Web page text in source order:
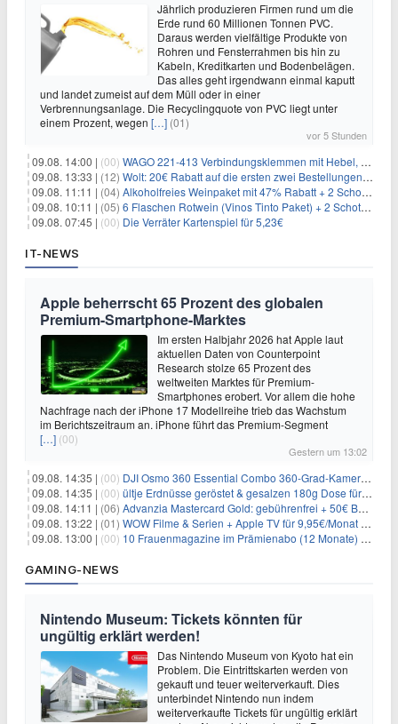
Jährlich produzieren Firmen rund um die
Erde rund 60 Millionen Tonnen PVC.
Daraus werden vielfältige Produkte von
Rohren und Fensterrahmen bis hin zu
Kabeln, Kreditkarten und Bodenbelägen.
Das alles geht irgendwann einmal kaputt
und landet zumeist auf dem Müll oder in einer
Verbrennungsanlage. Die Recyclingquote von PVC liegt unter
einem Prozent, wegen […] (01)
vor 5 Stunden
09.08. 14:00 | (00) WAGO 221-413 Verbindungsklemmen mit Hebel, 50 Stück für 14,99€
09.08. 13:33 | (12) Wolt: 20€ Rabatt auf die ersten zwei Bestellungen für Neukunden
09.08. 11:11 | (04) Alkoholfreies Weinpaket mit 47% Rabatt + 2 Schott Zwiesel Gläser GRATIS für 29,99€
09.08. 10:11 | (05) 6 Flaschen Rotwein (Vinos Tinto Paket) + 2 Schott Zwiesel Gläser für 25,99€ inkl. Versand
09.08. 07:45 | (00) Die Verräter Kartenspiel für 5,23€
IT-NEWS
Apple beherrscht 65 Prozent des globalen
Premium-Smartphone-Marktes
Im ersten Halbjahr 2026 hat Apple laut
aktuellen Daten von Counterpoint
Research stolze 65 Prozent des
weltweiten Marktes für Premium-
Smartphones erobert. Vor allem die hohe
Nachfrage nach der iPhone 17 Modellreihe trieb das Wachstum
im Berichtszeitraum an. iPhone führt das Premium-Segment
[…] (00)
Gestern um 13:02
09.08. 14:35 | (00) DJI Osmo 360 Essential Combo 360-Grad-Kamera für 375€
09.08. 14:35 | (00) ültje Erdnüsse geröstet & gesalzen 180g Dose für 1,52€ im Spar-Abo
09.08. 14:11 | (06) Advanzia Mastercard Gold: gebührenfrei + 50€ Bonus* + gratis Reiseversicherung
09.08. 13:22 | (01) WOW Filme & Serien + Apple TV für 9,95€/Monat // Alles von WOW (Filme, Serien, Live-Sport) für 34,97€/Monat
09.08. 13:00 | (00) 10 Frauenmagazine im Prämienabo (12 Monate) mit Prämien bis zu 225€
GAMING-NEWS
Nintendo Museum: Tickets könnten für
ungültig erklärt werden!
Das Nintendo Museum von Kyoto hat ein
Problem. Die Eintrittskarten werden von
gekauft und teuer weiterverkauft. Dies
unterbindet Nintendo nun indem
weiterverkaufte Tickets für ungültig erklärt